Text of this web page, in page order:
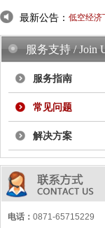
最新公告： 低空经济
服务支持 / Join
服务指南
常见问题
解决方案
电话： 0871-65715229